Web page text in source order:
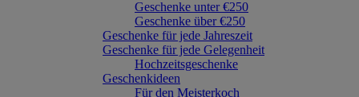
Geschenke unter €250
Geschenke über €250
Geschenke für jede Jahreszeit
Geschenke für jede Gelegenheit
Hochzeitsgeschenke
Geschenkideen
Für den Meisterkoch